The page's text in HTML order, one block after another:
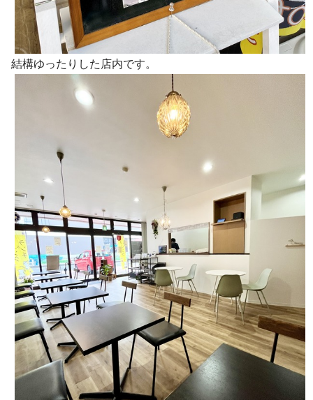
結構ゆったりした店内です。